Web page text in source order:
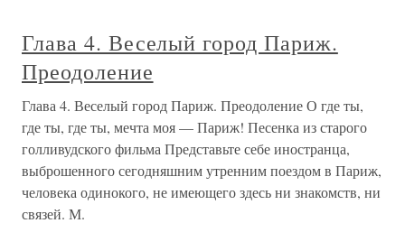
Глава 4. Веселый город Париж.
Преодоление
Глава 4. Веселый город Париж. Преодоление О где ты,
где ты, где ты, мечта моя — Париж! Песенка из старого
голливудского фильма Представьте себе иностранца,
выброшенного сегодняшним утренним поездом в Париж,
человека одинокого, не имеющего здесь ни знакомств, ни
связей. М.